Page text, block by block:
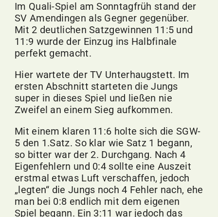
Im Quali-Spiel am Sonntagfrüh stand der
SV Amendingen als Gegner gegenüber.
Mit 2 deutlichen Satzgewinnen 11:5 und
11:9 wurde der Einzug ins Halbfinale
perfekt gemacht.
Hier wartete der TV Unterhaugstett. Im
ersten Abschnitt starteten die Jungs
super in dieses Spiel und ließen nie
Zweifel an einem Sieg aufkommen.
Mit einem klaren 11:6 holte sich die SGW-
5 den 1.Satz. So klar wie Satz 1 begann,
so bitter war der 2. Durchgang. Nach 4
Eigenfehlern und 0:4 sollte eine Auszeit
erstmal etwas Luft verschaffen, jedoch
„legten“ die Jungs noch 4 Fehler nach, ehe
man bei 0:8 endlich mit dem eigenen
Spiel begann. Ein 3:11 war jedoch das